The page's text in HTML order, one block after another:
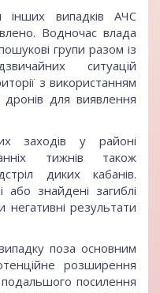
інших випадків АЧС
Водночас влада
групи разом із
ситуацій
з використанням
дронів для виявлення
заходів у районі
тижнів також
диких кабанів.
або знайдені загиблі
результати
поза основним
розширення
подальшого посилення